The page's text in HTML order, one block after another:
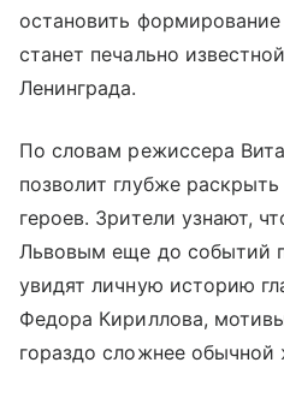
остановить
станет печально
Ленинграда.
По словам режиссера
позволит глубже
героев. Зрители узнают,
Львовым еще до событий
увидят личную историю
Федора Кириллова,
гораздо сложнее